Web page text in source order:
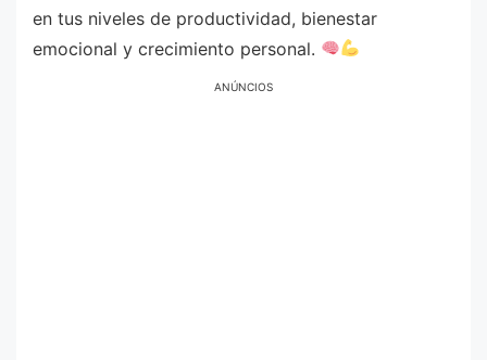
en tus niveles de productividad, bienestar
emocional y crecimiento personal.
ANÚNCIOS